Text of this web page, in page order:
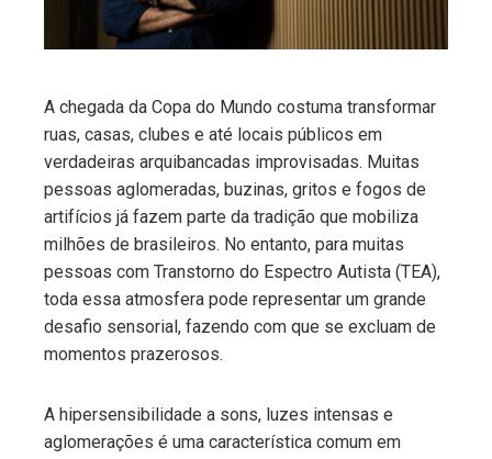
A chegada da Copa do Mundo costuma transformar
ruas, casas, clubes e até locais públicos em
verdadeiras arquibancadas improvisadas. Muitas
pessoas aglomeradas, buzinas, gritos e fogos de
artifícios já fazem parte da tradição que mobiliza
milhões de brasileiros. No entanto, para muitas
pessoas com Transtorno do Espectro Autista (TEA),
toda essa atmosfera pode representar um grande
desafio sensorial, fazendo com que se excluam de
momentos prazerosos.
A hipersensibilidade a sons, luzes intensas e
aglomerações é uma característica comum em